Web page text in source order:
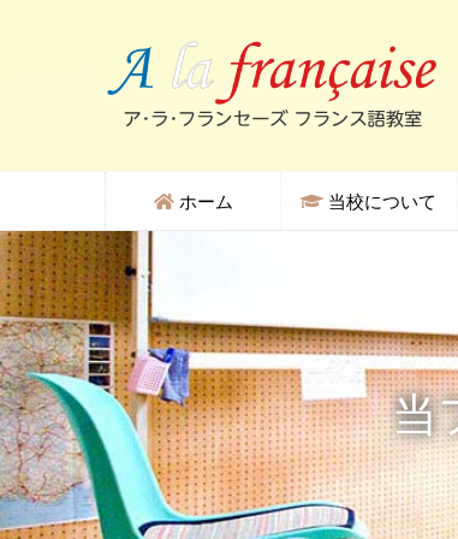
ホーム 当校について
当